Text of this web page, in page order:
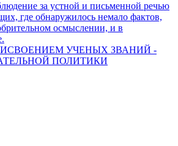
за устной и письменной речью
где обнаружилось немало фактов,
осмыслении, и в
УЧЕНЫХ ЗВАНИЙ -
ПОЛИТИКИ